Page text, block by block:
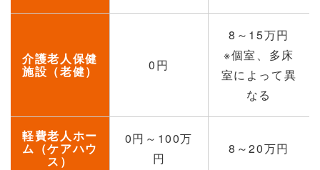
介護老人保健
施設（老健） 0円
8～15万円
※個室、多床
室によって異
なる
軽費老人ホー
ム（ケアハウ
ス）
0円～100万
円
8～20万円